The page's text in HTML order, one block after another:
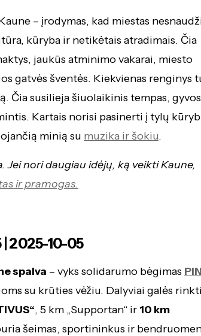
– įrodymas, kad miestas
kūryba ir netikėtais atradimais. Čia
jaukūs atminimo vakarai, miesto
gatvės šventės. Kiekvienas renginys
Čia susilieja šiuolaikinis tempas, gyvos
Kartais norisi pasinerti į tylų
minią su muzika ir šokiu.
nori daugiau idėjų, ką veikti Kaune,
ir pramogas.
| 2025-10-05
spalva – vyks solidarumo bėgimas
su krūties vėžiu. Dalyviai galės
, 5 km „Supportan“ ir 10 km
šeimas, sportininkus ir